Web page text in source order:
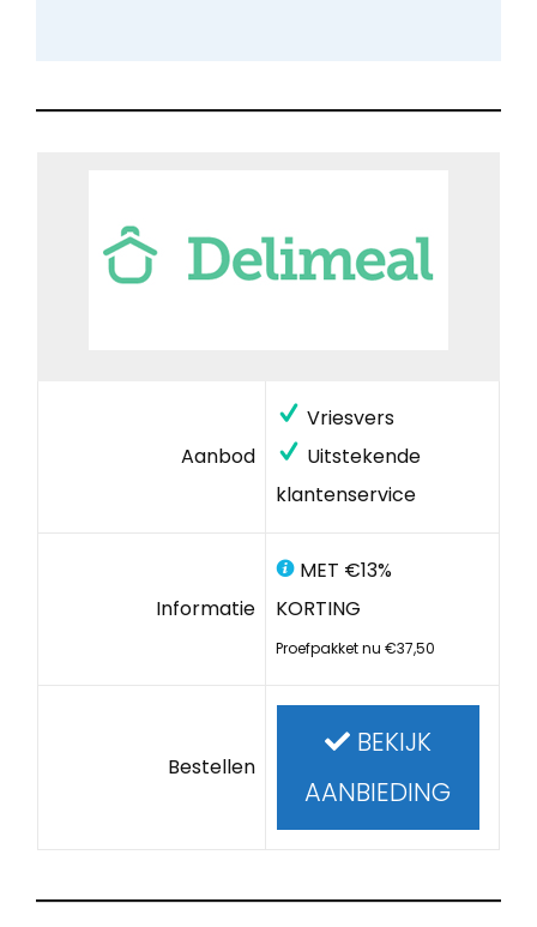
Aanbod
Vriesvers
Uitstekende
klantenservice
Informatie
MET €13%
KORTING
Proefpakket nu €37,50
Bestellen
BEKIJK
AANBIEDING